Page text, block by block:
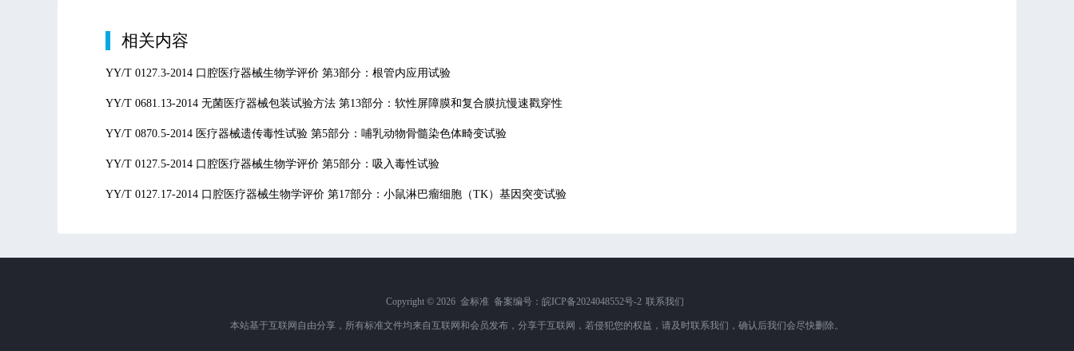
相关内容
YY/T 0127.3-2014 口腔医疗器械生物学评价 第3部分：根管内应用试验
YY/T 0681.13-2014 无菌医疗器械包装试验方法 第13部分：软性屏障膜和复合膜抗慢速戳穿性
YY/T 0870.5-2014 医疗器械遗传毒性试验 第5部分：哺乳动物骨髓染色体畸变试验
YY/T 0127.5-2014 口腔医疗器械生物学评价 第5部分：吸入毒性试验
YY/T 0127.17-2014 口腔医疗器械生物学评价 第17部分：小鼠淋巴瘤细胞（TK）基因突变试验
Copyright © 2026 金标准 备案编号： 皖ICP备2024048552号-2 联系我们
本站基于互联网自由分享，所有标准文件均来自互联网和会员发布，分享于互联网，若侵犯您的权益，请及时联系我们，确认后我们会尽快删除。